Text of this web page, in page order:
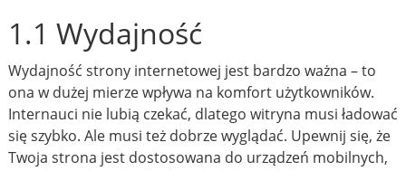
1.1 Wydajność
Wydajność strony internetowej jest bardzo ważna – to
ona w dużej mierze wpływa na komfort użytkowników.
Internauci nie lubią czekać, dlatego witryna musi ładować
się szybko. Ale musi też dobrze wyglądać. Upewnij się, że
Twoja strona jest dostosowana do urządzeń mobilnych,